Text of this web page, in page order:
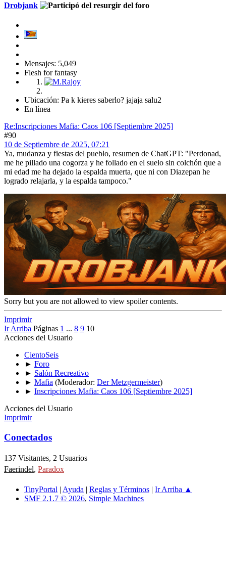
Drobjank
Mensajes: 5,049
Flesh for fantasy
Ubicación: Pa k kieres saberlo? jajaja salu2
En línea
Re:Inscripciones Mafia: Caos 106 [Septiembre 2025]
#90
10 de Septiembre de 2025, 07:21
Ya, mudanza y fiestas del pueblo, resumen de ChatGPT: "Perdonad,
me he pillado una cogorza y he follado en el suelo sin colchón que a
mi edad me ha dejado la espalda muerta, que ni con Diazepan he
logrado relajarla, y la espalda tampoco."
Sorry but you are not allowed to view spoiler contents.
Imprimir
Ir Arriba Páginas 1 ... 8 9 10
Acciones del Usuario
CientoSeis
► Foro
► Salón Recreativo
► Mafia (Moderador: Der Metzgermeister)
► Inscripciones Mafia: Caos 106 [Septiembre 2025]
Acciones del Usuario
Imprimir
Conectados
137 Visitantes, 2 Usuarios
Faerindel, Paradox
TinyPortal | Ayuda | Reglas y Términos | Ir Arriba ▲
SMF 2.1.7 © 2026, Simple Machines